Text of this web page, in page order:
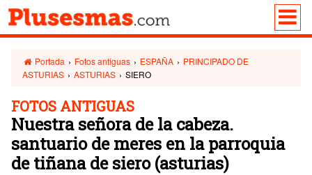
Portada › Fotos antiguas › ESPAÑA › PRINCIPADO DE
ASTURIAS › ASTURIAS › SIERO
FOTOS ANTIGUAS
Nuestra señora de la cabeza.
santuario de meres en la parroquia
de tiñana de siero (asturias)